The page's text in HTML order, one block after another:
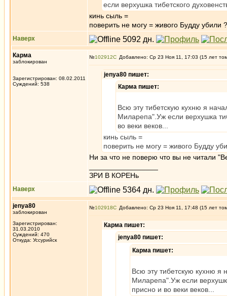
если верхушка тибетского
кинь сыль =
поверить не могу = живого Будду убили
Наверх
Карма
заблокирован
Зарегистрирован: 08.02.2011
Суждений: 538
№102912 Добавлено: Ср 23 Ноя 11, 17:03 (15 лет
jenya80 пишет:
Карма пишет:
Всю эту тибетскую кухню я
Миларепа".Уж если верхушка
во веки веков...
кинь сыль =
поверить не могу = живого Будду
Ни за что не поверю что вы не читали
ЗРИ В КОРЕНь
Наверх
jenya80
заблокирован
Зарегистрирован:
31.03.2010
Суждений: 470
Откуда: Уссурийск
№102918 Добавлено: Ср 23 Ноя 11, 17:48 (15 лет
Карма пишет:
jenya80 пишет:
Карма пишет:
Всю эту тибетскую кухню я
Миларепа".Уж если
присно и во веки веков...